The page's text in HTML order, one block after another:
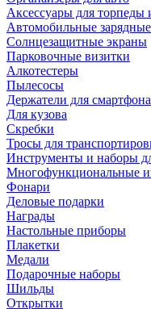
Аксессуары для торпеды
Автомобильные зарядные
Солнцезащитные экраны
Парковочные визитки
Алкотестеры
Пылесосы
Держатели для смартфона
Для кузова
Скребки
Тросы для
Инструменты и наборы
Многофункциональные
Фонари
Деловые подарки
Награды
Настольные приборы
Плакетки
Медали
Подарочные наборы
Шильды
Открытки